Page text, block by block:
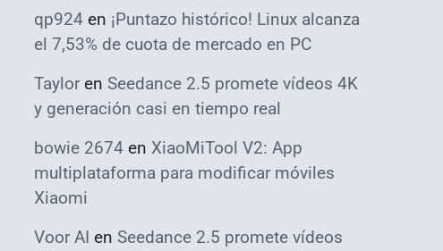
qp924 en ¡Puntazo histórico! Linux alcanza
el 7,53% de cuota de mercado en PC
Taylor en Seedance 2.5 promete vídeos 4K
y generación casi en tiempo real
bowie 2674 en XiaoMiTool V2: App
multiplataforma para modificar móviles
Xiaomi
Voor AI en Seedance 2.5 promete vídeos